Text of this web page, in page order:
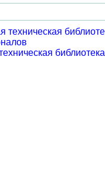
библиотека